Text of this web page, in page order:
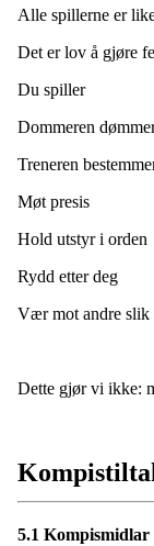
Alle spillerne er
Det er lov å gjøre
Du spiller
Dommeren
Treneren
Møt presis
Hold utstyr i orden
Rydd etter deg
Vær mot andre slik
Dette gjør vi ikke:
5.1 Kompismidlar